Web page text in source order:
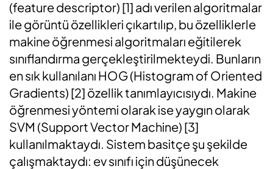
(feature descriptor) [1] adı verilen algoritmalar
ile görüntü özellikleri çıkartılıp, bu özelliklerle
makine öğrenmesi algoritmaları eğitilerek
sınıflandırma gerçekleştirilmekteydi. Bunların
en sık kullanılanı HOG (Histogram of Oriented
Gradients) [2] özellik tanımlayıcısıydı. Makine
öğrenmesi yöntemi olarak ise yaygın olarak
SVM (Support Vector Machine) [3]
kullanılmaktaydı. Sistem basitçe şu şekilde
çalışmaktaydı: ev sınıfı için düşünecek